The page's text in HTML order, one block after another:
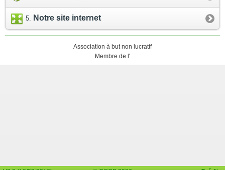
Notre site internet
Association à but non lucratif
Membre de l'